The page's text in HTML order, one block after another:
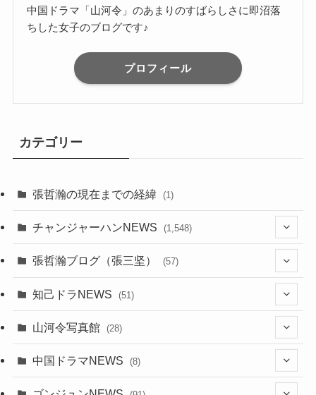
中国ドラマ「山河令」のあまりのすばらしさに即沼落
ちした女子のブログです♪
プロフィール
カテゴリー
張哲瀚の現在までの経緯 (1)
チャンジャーハンNEWS (1,548)
(5)
(29)
張哲瀚ブログ（張三坚） (57)
知己ドラNEWS (51)
(42)
(5)
山河令写真館 (28)
(17)
中国ドラマNEWS (8)
(1)